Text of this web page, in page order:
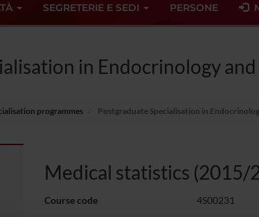
SEGRETERIE E SEDI PERSONE
in Endocrinology
programmes Postgraduate Specialisation in
Medical statistics (2015/
Course code 4S00231